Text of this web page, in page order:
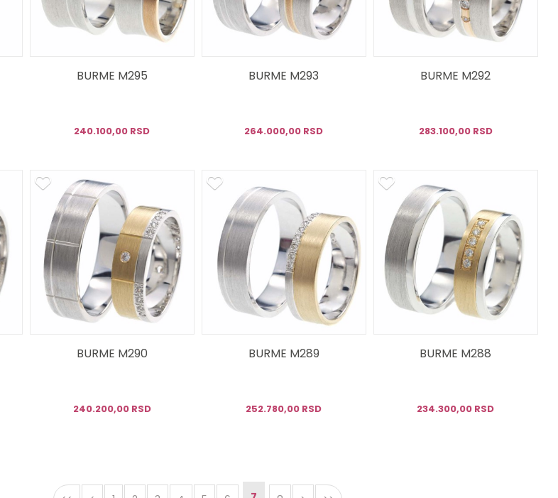
BURME M295
240.100,00 RSD
BURME M293
264.000,00 RSD
BURME M292
283.100,00 RSD
BURME M290
240.200,00 RSD
BURME M289
252.780,00 RSD
BURME M288
234.300,00 RSD